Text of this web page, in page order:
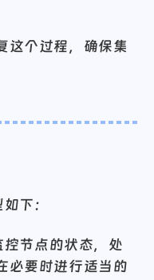
群状态，直到实
个过程，确保集
节点的状态，处